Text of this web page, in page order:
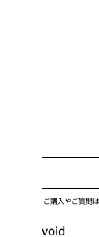
ご購入やご質問
void